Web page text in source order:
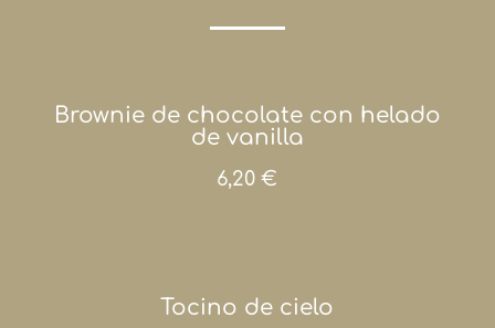
Brownie de chocolate con helado
de vanilla
6,20 €
Tocino de cielo